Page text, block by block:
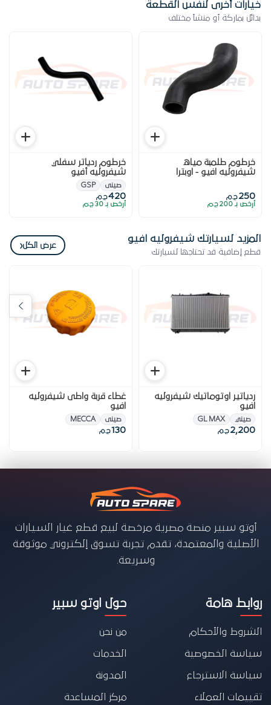
خيارات أخرى لنفس القطعة
بدائل بماركة أو منشأ مختلف
خرطوم طلمبة مياه
شيفروليه افيو - اوبترا
250 ج.م
أرخص بـ 200 ج.م
خرطوم ردياتر سفلي
شيفروليه أفيو
صينى GSP
420ج.م
أرخص بـ 30 ج.م
المزيد لسيارتك شيفروليه افيو
قطع إضافية قد تحتاجها لسيارتك
عرض الكل‹
ردياتير اوتوماتيك شيفروليه
افيو
صيني GL MAX
2,200 ج.م
غطاء قربة واطى شيفروليه
افيو
صينى MECCA
130ج.م
أوتو سبير منصة مصرية مرخصة لبيع قطع غيار السيارات
الأصلية والمعتمدة، تقدم تجربة تسوق إلكتروني موثوقة
وسريعة.
روابط هامة
الشروط والأحكام
سياسة الخصوصية
سياسة الاسترجاع
تقييمات العملاء
حول اوتو سبير
من نحن
الخدمات
المدونة
مركز المساعدة